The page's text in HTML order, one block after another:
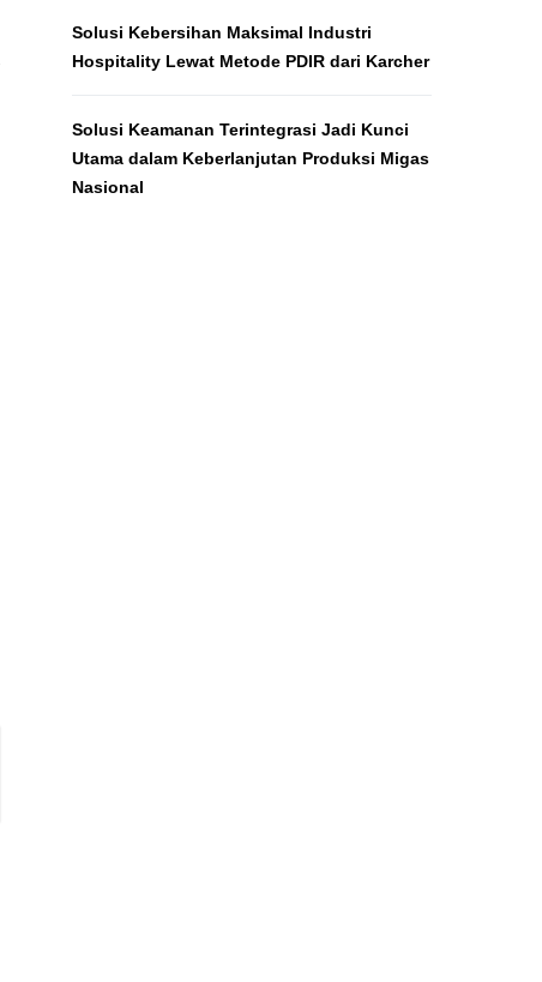
Solusi Kebersihan Maksimal Industri
Hospitality Lewat Metode PDIR dari Karcher
Solusi Keamanan Terintegrasi Jadi Kunci
Utama dalam Keberlanjutan Produksi Migas
Nasional